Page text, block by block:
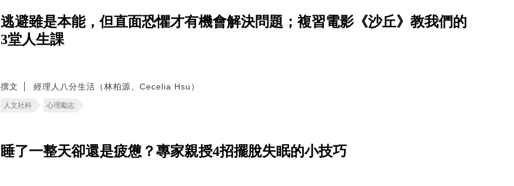
逃避雖是本能，但直面恐懼才有機會解決問題；複習電影《沙丘》教我們的
3堂人生課
撰文 經理人八分生活（林柏源、Cecelia Hsu）
人文社科 心理勵志
睡了一整天卻還是疲憊？專家親授4招擺脫失眠的小技巧